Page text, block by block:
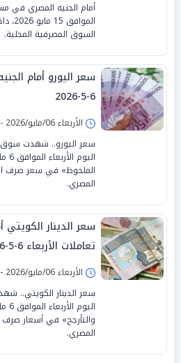
أمام الجنيه المصري في
السوق المصرفية المحلية.
سعر اليورو أمام
6-5-2026
الأربعاء 06/مايو/2026 - 11:30 ص
سعر اليورو.. شهدت سوق
الملحوظ» في سعر صرف
المصري.
سعر الدينار الكويتي
تعاملات الأربعاء 6-5-2026
الأربعاء 06/مايو/2026 - 10:30 ص
سعر الدينار الكويتي..
والتأرجح» في أسعار صرف
المصري.